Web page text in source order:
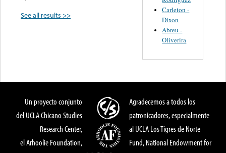
See all results >>
Carleton -
Dixon
Abreu -
Oliverira
Un proyecto conjunto
del UCLA Chicano Studies
Research Center,
el Arhoolie Foundation,
Agradecemos a todos los
patronicadores, especialmente
al UCLA Los Tigres de Norte
Fund, National Endowment for